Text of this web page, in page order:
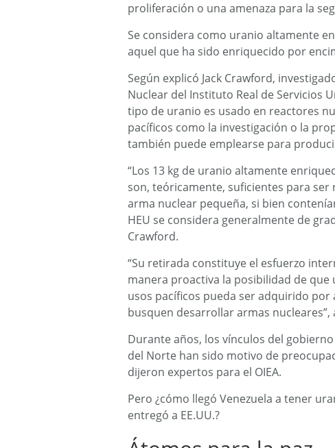
proliferación o una amenaza para la
Se considera como uranio altamente
aquel que ha sido enriquecido por
Según explicó Jack Crawford,
Nuclear del Instituto Real de Servicios
tipo de uranio es usado en reactores
pacíficos como la investigación o la
también puede emplearse para
“Los 13 kg de uranio altamente
son, teóricamente, suficientes para
arma nuclear pequeña, si bien
HEU se considera generalmente de
Crawford.
“Su retirada constituye el esfuerzo
manera proactiva la posibilidad de
usos pacíficos pueda ser adquirido
busquen desarrollar armas nucleares”,
Durante años, los vínculos del
del Norte han sido motivo de
dijeron expertos para el OIEA.
Pero ¿cómo llegó Venezuela a tener
entregó a EE.UU.?